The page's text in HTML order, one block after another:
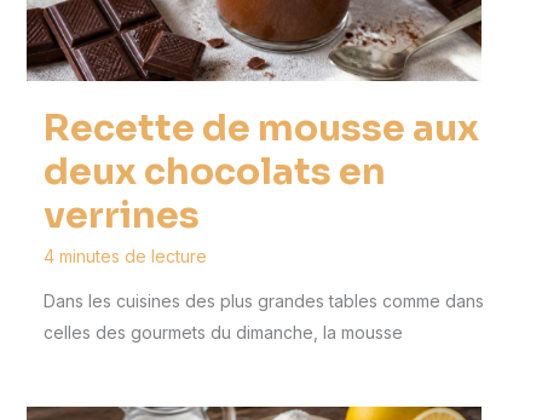
Recette de mousse aux
deux chocolats en
verrines
4 minutes de lecture
Dans les cuisines des plus grandes tables comme dans
celles des gourmets du dimanche, la mousse